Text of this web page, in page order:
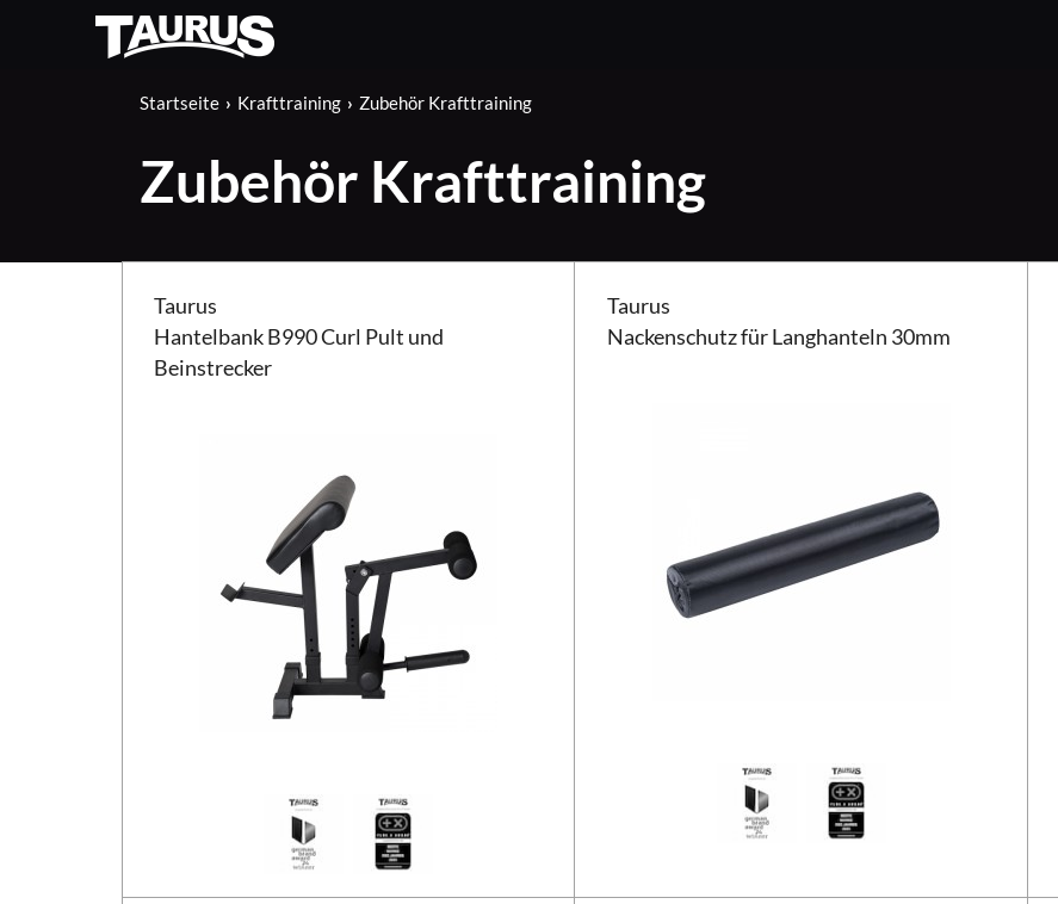
Startseite Krafttraining Zubehör Krafttraining
Zubehör Krafttraining
Taurus
Hantelbank B990 Curl Pult und
Beinstrecker
Taurus
Nackenschutz für Langhanteln 30mm